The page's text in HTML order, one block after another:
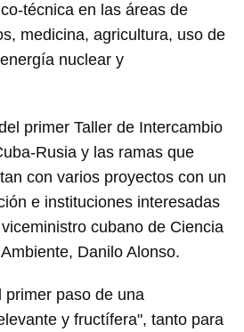
técnica en las áreas de
medicina, agricultura, uso de
nuclear y
primer Taller de Intercambio
Rusia y las ramas que
con varios proyectos con un
e instituciones interesadas
cubano de Ciencia
Danilo Alonso.
primer paso de una
y fructífera", tanto para